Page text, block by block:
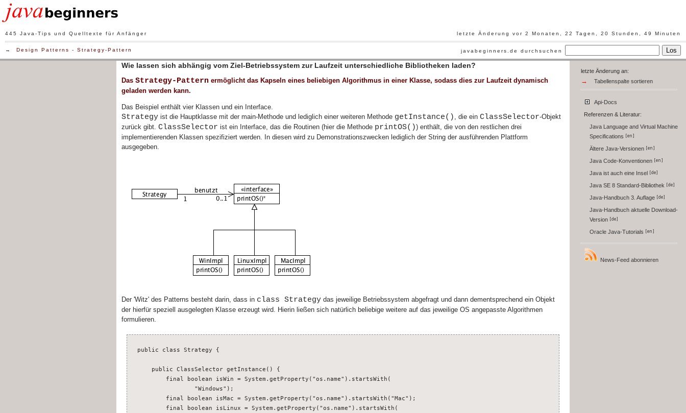
445 Java-Tips und Quelltexte für Anfänger letzte Änderung vor 2 Monaten, 22 Tagen, 20 Stunden, 49 Minuten
→ Design Patterns - Strategy-Pattern javabeginners.de durchsuchen Los
Wie lassen sich abhängig vom Ziel-Betriebssystem zur Laufzeit unterschiedliche Bibliotheken laden?
DasStrategy-Pattern ermöglicht das Kapseln eines beliebigen Algorithmus in einer Klasse, sodass dies zur Laufzeit dynamisch
geladen werden kann.
Das Beispiel enthält vier Klassen und ein Interface.
Strategy ist die Hauptklasse mit der main-Methode und lediglich einer weiteren Methode getInstance() , die einClassSelector-Objekt
zurück gibt.ClassSelector ist ein Interface, das die Routinen (hier die Methode printOS()) enthält, die von den restlichen drei
implementierenden Klassen spezifiziert werden. In diesen wird zu Demonstrationszwecken lediglich der String der ausführenden Plattform
ausgegeben.
Der 'Witz' des Patterns besteht darin, dass in class Strategy das jeweilige Betriebssystem abgefragt und dann dementsprechend ein Objekt
der hierfür speziell ausgelegten Klasse erzeugt wird. Hierin ließen sich natürlich beliebige weitere auf das jeweilige OS angepasste Algorithmen
formulieren.
public class Strategy {
public ClassSelector getInstance() {
final boolean isWin = System.getProperty("os.name").startsWith(
"Windows");
final boolean isMac = System.getProperty("os.name").startsWith("Mac");
final boolean isLinux = System.getProperty("os.name").startsWith(
letzte Änderung an:
→ Tabellenspalte sortieren
Api-Docs
Referenzen & Literatur:
Java Language and Virtual Machine
Specifications
Ältere Java-Versionen
Java Code-Konventionen
Java ist auch eine Insel
Java SE 8 Standard-Bibliothek
Java-Handbuch 3. Auflage
Java-Handbuch aktuelle Download-
Version
Oracle Java-Tutorials
News-Feed abonnieren